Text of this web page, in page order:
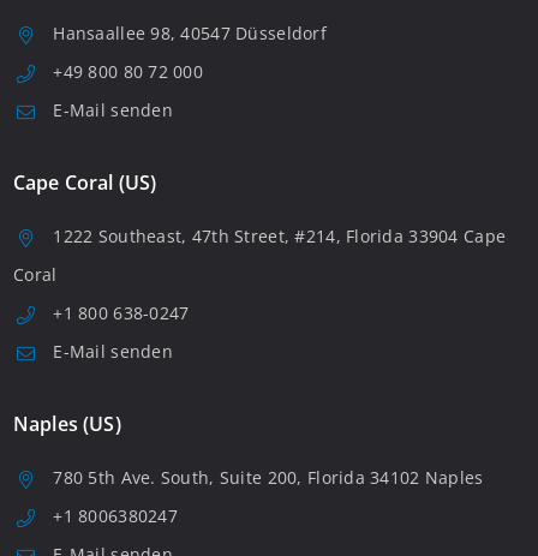
Hansaallee 98, 40547 Düsseldorf
+49 800 80 72 000
E-Mail senden
Cape Coral (US)
1222 Southeast, 47th Street, #214, Florida 33904 Cape
Coral
+1 800 638-0247
E-Mail senden
Naples (US)
780 5th Ave. South, Suite 200, Florida 34102 Naples
+1 8006380247